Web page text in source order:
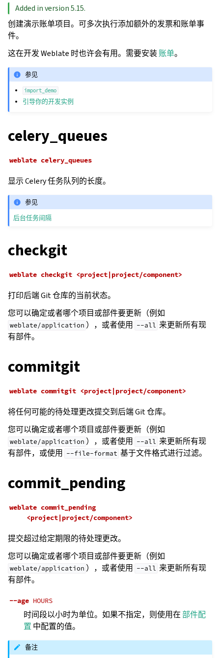
Added in version 5.15.
创建演示账单项目。可多次执行添加额外的发票和账单事
件。
这在开发 Weblate 时也许会有用。需要安装账单。
参见
import_demo
引导你的开发实例
celery_queues
weblate celery_queues
显示 Celery 任务队列的长度。
参见
后台任务间隔
checkgit
weblate checkgit <project|project/component>
打印后端 Git 仓库的当前状态。
您可以确定或者哪个项目或部件要更新（例如
weblate/application ），或者使用 --all 来更新所有现
有部件。
commitgit
weblate commitgit <project|project/component>
将任何可能的待处理更改提交到后端 Git 仓库。
您可以确定或者哪个项目或部件要更新（例如
weblate/application ），或者使用 --all 来更新所有现
有部件，或使用
--file-format 基于文件格式进行过滤。
commit_pending
weblate commit_pending
<project|project/component>
提交超过给定期限的待处理更改。
您可以确定或者哪个项目或部件要更新（例如
weblate/application ），或者使用 --all 来更新所有现
有部件。
--age HOURS
时间段以小时为单位。如果不指定，则使用在部件配
置 中配置的值。
备注